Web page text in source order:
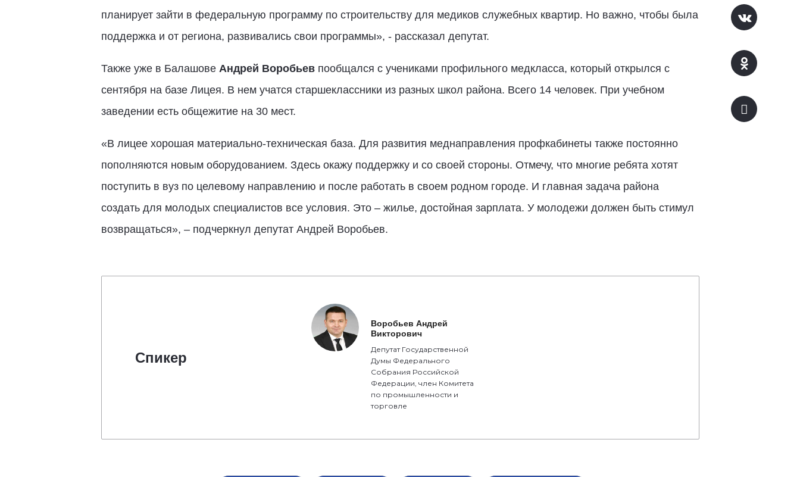
планирует зайти в федеральную программу по строительству для медиков служебных квартир. Но важно, чтобы была
поддержка и от региона, развивались свои программы», - рассказал депутат.
Также уже в Балашове Андрей Воробьевпообщался с учениками профильного медкласса, который открылся с
сентября на базе Лицея. В нем учатся старшеклассники из разных школ района. Всего 14 человек. При учебном
заведении есть общежитие на 30 мест.
«В лицее хорошая материально-техническая база. Для развития меднаправления профкабинеты также постоянно
пополняются новым оборудованием. Здесь окажу поддержку и со своей стороны. Отмечу, что многие ребята хотят
поступить в вуз по целевому направлению и после работать в своем родном городе. И главная задача района
создать для молодых специалистов все условия. Это – жилье, достойная зарплата. У молодежи должен быть стимул
возвращаться», – подчеркнул депутат Андрей Воробьев.
Спикер
Воробьев Андрей
Викторович
Депутат Государственной
Думы Федерального
Собрания Российской
Федерации, член Комитета
по промышленности и
торговле